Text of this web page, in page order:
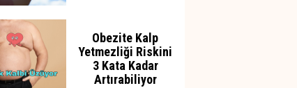
Obezite Kalp
Yetmezliği Riskini
3 Kata Kadar
Artırabiliyor